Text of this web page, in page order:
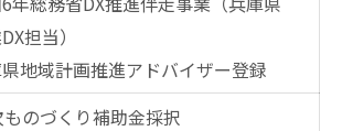
担当）
地域計画推進アドバイザー登録
のづくり補助金採択